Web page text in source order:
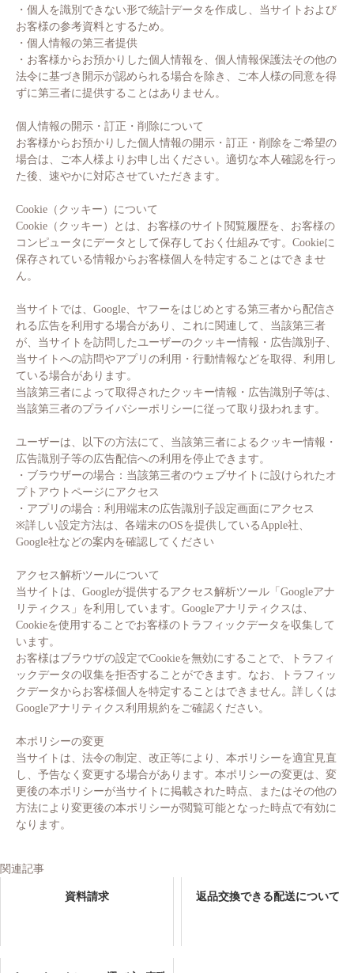
・個人を識別できない形で統計データを作成し、当サイトおよび
お客様の参考資料とするため。
・個人情報の第三者提供
・お客様からお預かりした個人情報を、個人情報保護法その他の
法令に基づき開示が認められる場合を除き、ご本人様の同意を得
ずに第三者に提供することはありません。
個人情報の開示・訂正・削除について
お客様からお預かりした個人情報の開示・訂正・削除をご希望の
場合は、ご本人様よりお申し出ください。適切な本人確認を行っ
た後、速やかに対応させていただきます。
Cookie（クッキー）について
Cookie（クッキー）とは、お客様のサイト閲覧履歴を、お客様の
コンピュータにデータとして保存しておく仕組みです。Cookieに
保存されている情報からお客様個人を特定することはできませ
ん。
当サイトでは、Google、ヤフーをはじめとする第三者から配信さ
れる広告を利用する場合があり、これに関連して、当該第三者
が、当サイトを訪問したユーザーのクッキー情報・広告識別子、
当サイトへの訪問やアプリの利用・行動情報などを取得、利用し
ている場合があります。
当該第三者によって取得されたクッキー情報・広告識別子等は、
当該第三者のプライバシーポリシーに従って取り扱われます。
ユーザーは、以下の方法にて、当該第三者によるクッキー情報・
広告識別子等の広告配信への利用を停止できます。
・ブラウザーの場合：当該第三者のウェブサイトに設けられたオ
プトアウトページにアクセス
・アプリの場合：利用端末の広告識別子設定画面にアクセス
※詳しい設定方法は、各端末のOSを提供しているApple社、
Google社などの案内を確認してください
アクセス解析ツールについて
当サイトは、Googleが提供するアクセス解析ツール「Googleアナ
リティクス」を利用しています。Googleアナリティクスは、
Cookieを使用することでお客様のトラフィックデータを収集して
います。
お客様はブラウザの設定でCookieを無効にすることで、トラフィ
ックデータの収集を拒否することができます。なお、トラフィッ
クデータからお客様個人を特定することはできません。詳しくは
Googleアナリティクス利用規約をご確認ください。
本ポリシーの変更
当サイトは、法令の制定、改正等により、本ポリシーを適宜見直
し、予告なく変更する場合があります。本ポリシーの変更は、変
更後の本ポリシーが当サイトに掲載された時点、またはその他の
方法により変更後の本ポリシーが閲覧可能となった時点で有効に
なります。
関連記事
資料請求 返品交換できる配送について